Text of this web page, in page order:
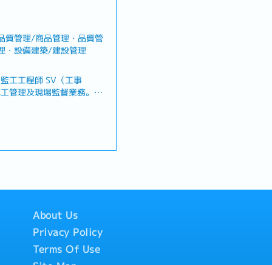
職員工限定
工限定
，公司會準備住處）
質管理/商品管理・品質管
・設備建築/建設管理
工工程師 SV（工事
管理及現場監督業務。在
推動專案順利執行的重要
商之施工，並監督進度與
認施工內容並進行指導・
相關部門進行協調・與客
系統試運轉、檢驗及最終
正職員工限定
，公司會準備住處）
About Us
Privacy Policy
Terms Of Use